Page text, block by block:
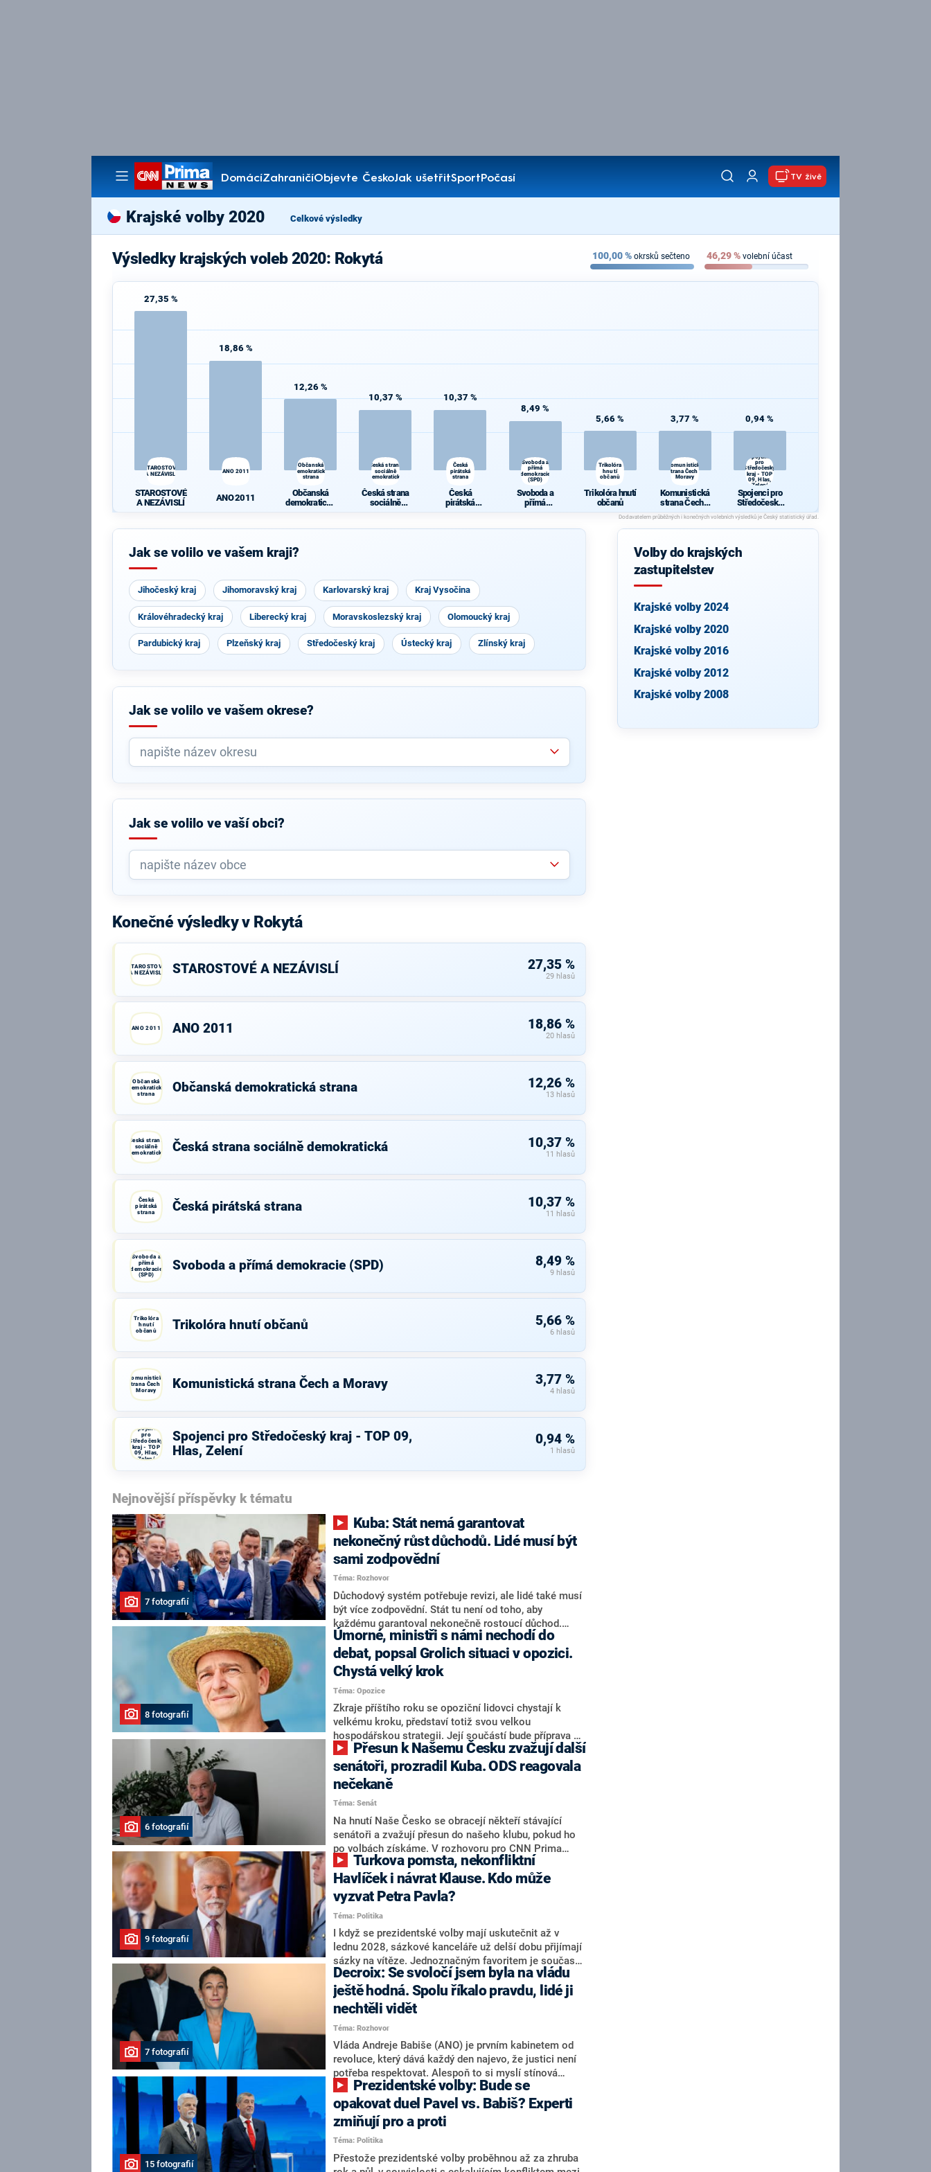
DomácíZahraničíObjevte ČeskoJak ušetřitSportPočasí
Pořady
TV živě
Krajské volby 2020 Celkové výsledky
Výsledky krajských voleb 2020: Rokytá 100,00% okrsků sečteno 46,29% volební účast
27,35 %
STAROSTOVÉ
A NEZÁVISLÍ
STAROSTOVÉ
A NEZÁVISLÍ
18,86 %
ANO 2011
ANO 2011
12,26 %
Občanská
demokratická
strana
Občanská
demokratická
10,37 %
Česká strana
sociálně
demokratická
Česká strana
sociálně
10,37 %
Česká
pirátská
strana
Česká
pirátská
8,49 %
Svoboda a
přímá
demokracie
(SPD)
Svoboda a
přímá
demokracie
5,66 %
Trikolóra
hnutí
občanů
Trikolóra hnutí
občanů
3,77 %
Komunistická
strana Čech a
Moravy
Komunistická
strana Čech a
Moravy
0,94 %
Spojenci
pro
Středočeský
kraj - TOP
09, Hlas,
Zelení
Spojenci pro
Středočeský
kraj - TOP 09,
Hlas, Zelení
Jak se volilo ve vašem kraji?
Jihočeský kraj Jihomoravský kraj Karlovarský kraj Kraj Vysočina
Královéhradecký kraj Liberecký kraj Moravskoslezský kraj Olomoucký kraj
Pardubický kraj Plzeňský kraj Středočeský kraj Ústecký kraj Zlínský kraj
Jak se volilo ve vašem okrese?
Jak se volilo ve vaší obci?
Konečné výsledky v Rokytá
STAROSTOVÉ
A NEZÁVISLÍ
STAROSTOVÉ A NEZÁVISLÍ 27,35 %
29 hlasů
ANO 2011 ANO 2011 18,86 %
20 hlasů
Občanská
demokratická
strana
Občanská demokratická strana 12,26 %
13 hlasů
Česká strana
sociálně
demokratická
Česká strana sociálně demokratická 10,37 %
11 hlasů
Česká
pirátská
strana
Česká pirátská strana 10,37 %
11 hlasů
Svoboda a
přímá
demokracie
(SPD)
Svoboda a přímá demokracie (SPD) 8,49 %
9 hlasů
Trikolóra
hnutí
občanů
Trikolóra hnutí občanů 5,66 %
6 hlasů
Komunistická
strana Čech a
Moravy
Komunistická strana Čech a Moravy 3,77 %
4 hlasů
Spojenci
pro
Středočeský
kraj - TOP
09, Hlas,
Zelení
Spojenci pro Středočeský kraj - TOP 09,
Hlas, Zelení
0,94 %
1 hlasů
Nejnovější příspěvky k tématu
7 fotografií
nekonečný růst důchodů. Lidé musí být
sami zodpovědní
Téma: Rozhovor
Důchodový systém potřebuje revizi, ale lidé také musí
být více zodpovědní. Stát tu není od toho, aby
každému garantoval nekonečně rostoucí důchod.
Chybí tu nový systém a my ho představíme,řekl
hejtman Jihočeského kraje a předseda hnutí Naše
Česko Martin Kuba v rozhovoru pro CNN Prima NEWS.
V čele státu pak podle něj nemůže být člověk, který by
střetem zájmů omezoval čerpání financí a rozvoj,
dodal. Řešení u Andreje Babiše ale hodnotit nechtěl.
8 fotografií
Úmorné, ministři s námi nechodí do
debat, popsal Grolich situaci v opozici.
Chystá velký krok
Téma: Opozice
Zkraje příštího roku se opoziční lidovci chystají k
velkému kroku, představí totiž svou velkou
hospodářskou strategii. Její součástí bude příprava na
stárnutí populace, řekl ve středu na setkání s novináři
nový předseda lidovců Jan Grolich. Ten zároveň v
senátních volbách kandiduje ve Vyškově. Popsal i
aktivitu opozice, o níž vládní strany nebo političtí
komentátoři mluví jako o slabé a v defenzivě. „Je to
úmorná práce upozorňovat na chyby vlády. Ministři s
námi navíc nechodí do debat. Chceme ale ukazovat
svoje témata,“ odpověděl Grolich na dotaz CNN Prima
NEWS.
6 fotografií
senátoři, prozradil Kuba. ODS reagovala
nečekaně
Téma: Senát
Na hnutí Naše Česko se obracejí někteří stávající
senátoři a zvažují přesun do našeho klubu, pokud ho
po volbách získáme. V rozhovoru pro CNN Prima
NEWS to řekl zakladatel hnutí a jihočeský hejtman
Martin Kuba. Konkrétní nebyl, ale získat by takto mohl
například senátora Zdeňka Hrabu, který je dnes
součástí klubu ODS a TOP 09. Hraba to na dotaz
redakce nevyloučil. Předseda klubu senátorů ODS
Zdeněk Nytra redakci řekl, že počítá s odchodem
některých senátorů z klubu a že Naše Česko není
nepřítel, ale soupeř.
9 fotografií
Havlíček i návrat Klause. Kdo může
vyzvat Petra Pavla?
Téma: Politika
I když se prezidentské volby mají uskutečnit až v
lednu 2028, sázkové kanceláře už delší dobu přijímají
sázky na vítěze. Jednoznačným favoritem je současná
hlava státu Petr Pavel. Daleko za ním pak bookmakeři
zmiňují dva výrazné politiky ANO, tedy premiéra
Andreje Babiše a ministra průmyslu Karla Havlíčka.
Oblíbeným tipem samotných sázkařů je poslanec za
Motoristy Filip Turek. Politolog Jan Kubáček nicméně
o případné kandidatuře kohokoliv ze zmíněné trojice
značně pochybuje. Podle něj současná koalice dosud
nemá osobu, která by Pavlovi mohla konkurovat.
7 fotografií
Decroix: Se svoločí jsem byla na vládu
ještě hodná. Spolu říkalo pravdu, lidé ji
nechtěli vidět
Téma: Rozhovor
Vláda Andreje Babiše (ANO) je prvním kabinetem od
revoluce, který dává každý den najevo, že justici není
potřeba respektovat. Alespoň to si myslí stínová
ministryně spravedlnosti ODS Eva Decroix. V
rozhovoru pro CNN Prima NEWS si nebrala servítky
ohledně politického výkonu svého nástupce Jeronýma
Tejce (za ANO) či vládní zmocněnkyně pro lidská
práva Taťány Malé (ANO). Označením „svoloč“ na
adresu vlády prý byla ještě hodná. Decroix se také
15 fotografií
opakovat duel Pavel vs. Babiš? Experti
zmiňují pro a proti
Téma: Politika
Přestože prezidentské volby proběhnou až za zhruba
Volby do krajských
zastupitelstev
Krajské volby 2024
Krajské volby 2020
Krajské volby 2016
Krajské volby 2012
Krajské volby 2008